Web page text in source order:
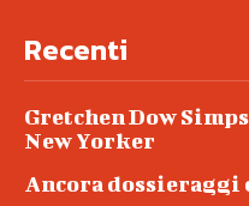
Recenti
Gretchen Dow
New Yorker
Ancora dossieraggi